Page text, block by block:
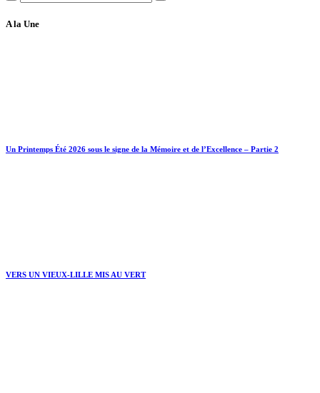
A la Une
Un Printemps Été 2026 sous le signe de la Mémoire et de l’Excellence – Partie 2
VERS UN VIEUX-LILLE MIS AU VERT